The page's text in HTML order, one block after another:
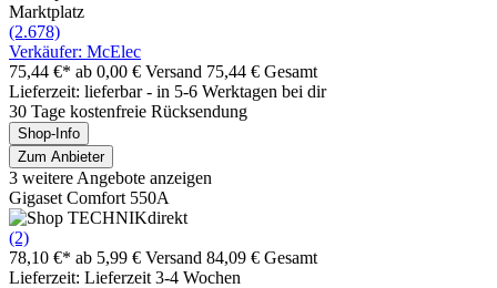
Marktplatz
(2.678)
Verkäufer: McElec
75,44 €* ab 0,00 € Versand 75,44 € Gesamt
Lieferzeit: lieferbar - in 5-6 Werktagen bei dir
30 Tage kostenfreie Rücksendung
Shop-Info
Zum Anbieter
3 weitere Angebote anzeigen
Gigaset Comfort 550A
(2)
78,10 €* ab 5,99 € Versand 84,09 € Gesamt
Lieferzeit: Lieferzeit 3-4 Wochen